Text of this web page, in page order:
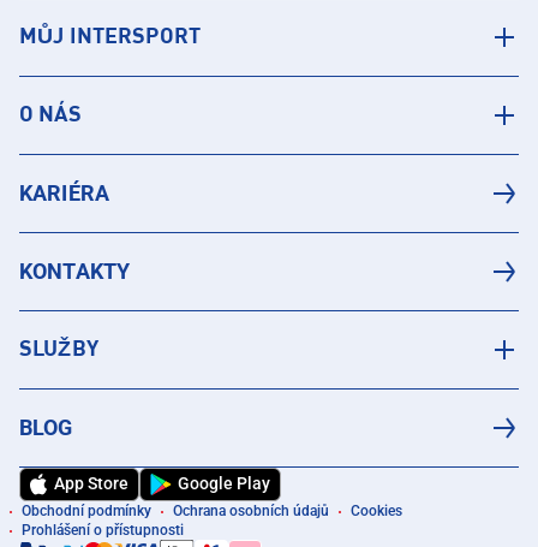
MŮJ INTERSPORT
O NÁS
KARIÉRA
KONTAKTY
SLUŽBY
BLOG
App Store Google Play
Obchodní podmínky Ochrana osobních údajů
Cookies
Prohlášení o přístupnosti